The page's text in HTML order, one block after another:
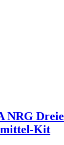
NRG
Kit